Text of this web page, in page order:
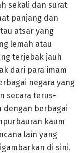
sekali dan surat
panjang dan
atsar yang
lemah atau
terjebak jauh
dari para imam
negara yang
secara terus-
dengan berbagai
kaum
lain yang
di sini.